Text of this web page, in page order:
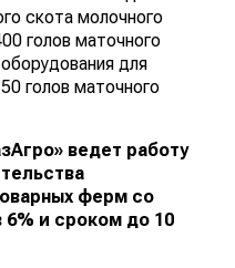
скота молочного
голов маточного
для
голов маточного
ведет работу
ферм со
6% и сроком до 10